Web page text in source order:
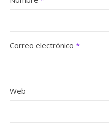
Correo electrónico *
Web